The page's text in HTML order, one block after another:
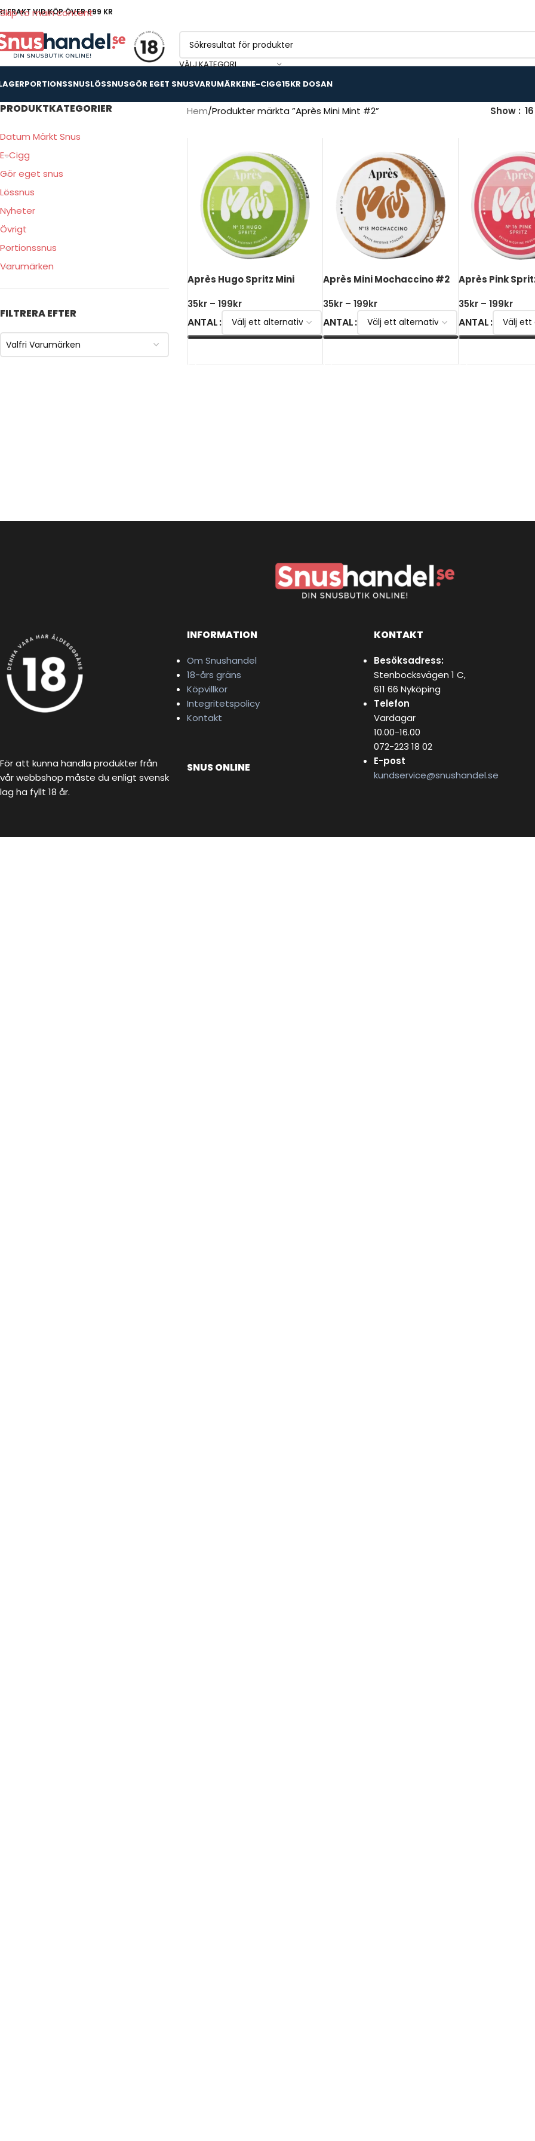
Skip to main content
FRAKT VID KÖP ÖVER 699 KR
VÄLJ KATEGORI
PORTIONSSNUSLÖSSNUSGÖR EGET SNUSVARUMÄRKENE-CIGG15KR DOSAN
PRODUKTKATEGORIER
Datum Märkt Snus
E-Cigg
Gör eget snus
Lössnus
Nyheter
Övrigt
Portionssnus
Varumärken
FILTRERA EFTER
Valfri Varumärken
Hem Produkter märkta ”Après Mini Mint #2” Show 16
Après Hugo Spritz Mini
35kr – 199kr
ANTAL
Après Mini Mochaccino #2
35kr – 199kr
ANTAL
Après Pink
35kr – 199kr
ANTAL
För att kunna handla produkter från
vår webbshop måste du enligt svensk
lag ha fyllt 18 år.
INFORMATION
Om Snushandel
18-års gräns
Köpvillkor
Integritetspolicy
Kontakt
SNUS ONLINE
KONTAKT
Besöksadress:
Stenbocksvägen 1 C,
611 66 Nyköping
Telefon
Vardagar
10.00-16.00
072-223 18 02
E-post
kundservice@snushandel.se